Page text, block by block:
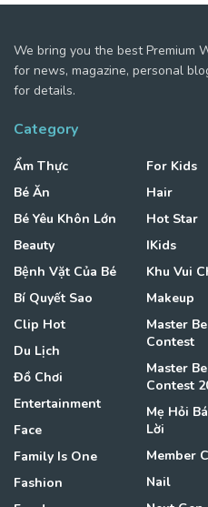
We bring you the best Premium
for news, magazine, personal
for details.
Category
Ẩm Thực
Bé Ăn
Bé Yêu Khôn Lớn
Beauty
Bệnh Vặt Của Bé
Bí Quyết Sao
Clip Hot
Du Lịch
Đồ Chơi
Entertainment
Face
Family Is One
Fashion
For Kids
Hair
Hot Star
IKids
Khu Vui
Makeup
Master
Contest
Master
Contest
Mẹ Hỏi
Lời
Member
Nail